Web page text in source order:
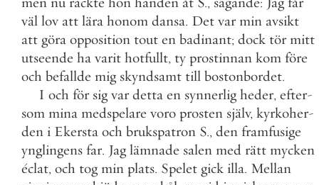
väl lov att lära honom dansa. Det var min avsikt
att göra opposition tout en badinant; dock tör mitt
utseende ha varit hotfullt, ty prostinnan kom före
och befallde mig skyndsamt till bostonbordet.
I och för sig var detta en synnerlig heder, efter-
som mina medspelare voro prosten själv, kyrkoher-
den i Ekersta och brukspatron S., den framfusige
ynglingens far. Jag lämnade salen med rätt mycken
éclat, och tog min plats. Spelet gick illa. Mellan